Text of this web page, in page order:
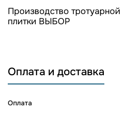
Смотреть видео
Производство тротуарной
плитки ВЫБОР
Оплата и доставка
Оплата